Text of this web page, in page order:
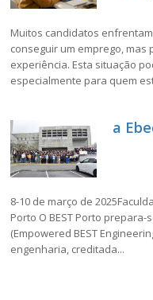
Muitos candidatos
conseguir um emprego,
experiência. Esta situação
especialmente para quem
a
8-10 de março de
Porto O BEST Porto
(Empowered BEST
engenharia, creditada...